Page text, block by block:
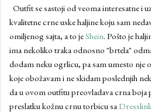
Outfit se sastoji od veoma interesatne i
kvalitetne crne uske haljine koju sam
omiljenog sajta, a to jeShein. Pošto je
ima nekoliko traka odnosno "brtela"
dodam neku ogrlicu, pa sam umesto nje
koje obožavam i ne skidam poslednjih
da u ovom outfitu preovladava crna boja
preslatku kožnu crnu torbicu sa Dresslink